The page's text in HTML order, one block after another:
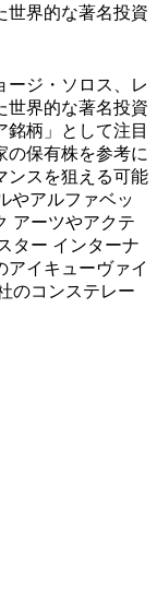
世界的な著名投資
ージ・ソロス、レ
世界的な著名投資
柄」として注目
の保有株を参考に
ンスを狙える可能
やアルファベッ
アーツやアクテ
ター インターナ
アイキューヴァイ
のコンステレー